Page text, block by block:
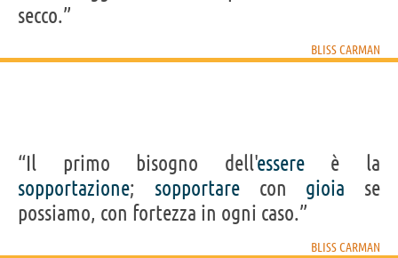
secco.”
BLISS CARMAN
“Il primo bisogno dell'essereè la
sopportazione; sopportarecon gioia se
possiamo, con fortezza in ogni caso.”
BLISS CARMAN